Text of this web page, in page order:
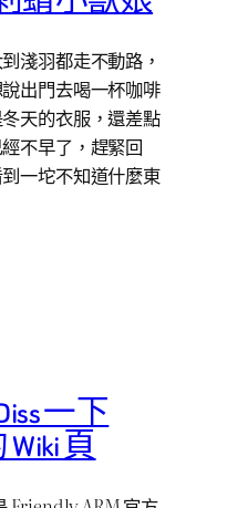
淺羽都走不動路，
出門去喝一杯咖啡
天的衣服，還差點
不早了，趕緊回
一坨不知道什麼東
一下
Wiki 頁